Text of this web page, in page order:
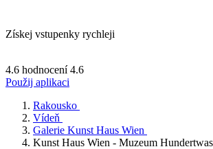
Získej vstupenky rychleji
4.6 hodnocení 4.6
Použij aplikaci
Rakousko
Vídeň
Galerie Kunst Haus Wien
Kunst Haus Wien - Muzeum